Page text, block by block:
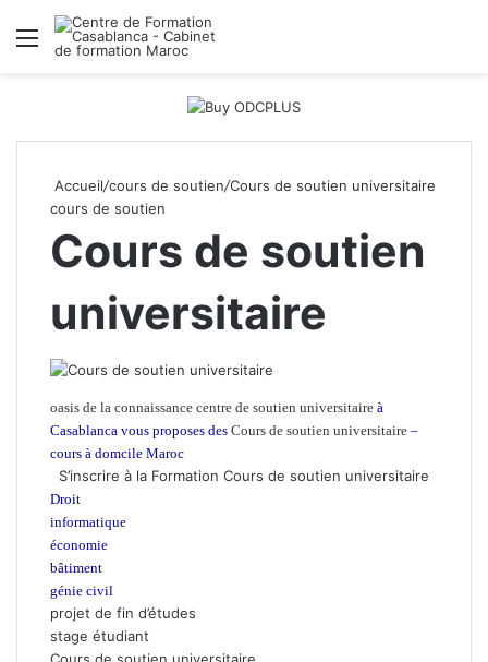
Menu
Accueil/cours de soutien/Cours de soutien universitaire
cours de soutien
Cours de soutien
universitaire
oasis de la connaissance centre de soutien universitaire à
Casablanca vous proposes des Cours de soutien universitaire –
cours à domcile Maroc
S’inscrire à la Formation Cours de soutien universitaire
Droit
informatique
économie
bâtiment
génie civil
projet de fin d’études
stage étudiant